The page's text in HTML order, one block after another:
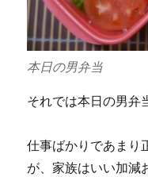
本日の男弁当
それでは本日の男弁
仕事ばかりであまり
が、家族はいい加減